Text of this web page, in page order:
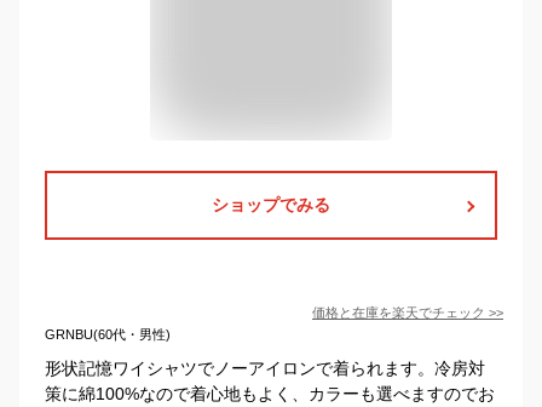
ショップでみる
価格と在庫を楽天でチェック >>
GRNBU(60代・男性)
形状記憶ワイシャツでノーアイロンで着られます。冷房対
策に綿100%なので着心地もよく、カラーも選べますのでお